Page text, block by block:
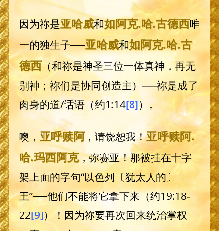
因为祢是亚哈威和如阿克.哈.古德西唯
一的独生子──亚哈威和如阿克.哈.古
德西（和祢是神圣三位一体真神，再无
别神；祢们是协同创造主）──祢是成了
肉身的道/话语（约1:14[8]）。
噢， 亚呼赎阿，请饶恕我！亚呼赎阿.
哈.玛西阿克，弥赛亚！那被挂在十字
架上面的字句“以色列〔犹太人的〕
王”──他们不能将它拿下来（约19:18-
22[9]）！因为祢要再次回来统治掌权